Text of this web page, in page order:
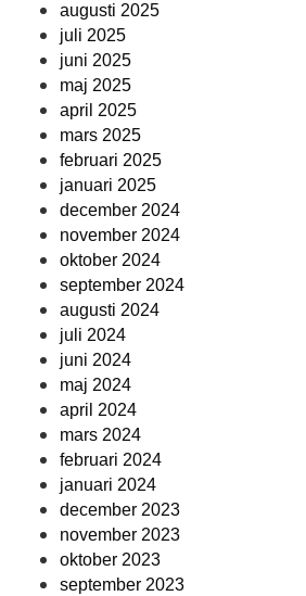
augusti 2025
juli 2025
juni 2025
maj 2025
april 2025
mars 2025
februari 2025
januari 2025
december 2024
november 2024
oktober 2024
september 2024
augusti 2024
juli 2024
juni 2024
maj 2024
april 2024
mars 2024
februari 2024
januari 2024
december 2023
november 2023
oktober 2023
september 2023